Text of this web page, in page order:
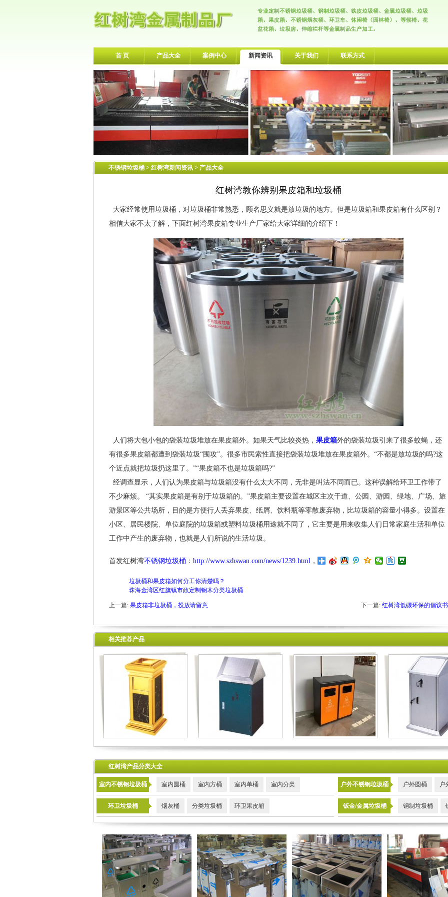
首 页 产品大全 案例中心 新闻资讯 关于我们 联系方式
不锈钢垃圾桶 > 红树湾新闻资讯 > 产品大全
红树湾教你辨别果皮箱和垃圾桶
大家经常使用垃圾桶，对垃圾桶非常熟悉，顾名思义就是放垃圾的地方。但是垃圾箱和果皮箱有什么区别？
相信大家不太了解，下面红树湾果皮箱专业生产厂家给大家详细的介绍下！
人们将大包小包的袋装垃圾堆放在果皮箱外。如果天气比较炎热， 果皮箱外的袋装垃圾引来了很多蚊蝇，还
有很多果皮箱都遭到袋装垃圾“围攻”。很多市民索性直接把袋装垃圾堆放在果皮箱外。“不都是放垃圾的吗?这
个近点就把垃圾扔这里了。”“果皮箱不也是垃圾箱吗?”
经调查显示，人们认为果皮箱与垃圾箱没有什么太大不同，无非是叫法不同而已。这种误解给环卫工作带了
不少麻烦。 “其实果皮箱是有别于垃圾箱的。”果皮箱主要设置在城区主次干道、公园、游园、绿地、广场、旅
游景区等公共场所，目的是方便行人丢弃果皮、纸屑、饮料瓶等零散废弃物，比垃圾箱的容量小得多。设置在
小区、居民楼院、单位庭院的垃圾箱或塑料垃圾桶用途就不同了，它主要是用来收集人们日常家庭生活和单位
工作中产生的废弃物，也就是人们所说的生活垃圾。
首发红树湾不锈钢垃圾桶 ： http://www.szhswan.com/news/1239.html ，
垃圾桶和果皮箱如何分工你清楚吗？
珠海金湾区红旗镇市政定制钢木分类垃圾桶
上一篇: 果皮箱非垃圾桶，投放请留意 下一篇: 红树湾低碳环保的倡议书
相关推荐产品
红树湾产品分类大全
室内不锈钢垃圾桶 室内圆桶 室内方桶 室内单桶 室内分类
环卫垃圾桶 烟灰桶 分类垃圾桶 环卫果皮箱
户外不锈钢垃圾桶 户外圆桶 户
钣金/金属垃圾桶 钢制垃圾桶